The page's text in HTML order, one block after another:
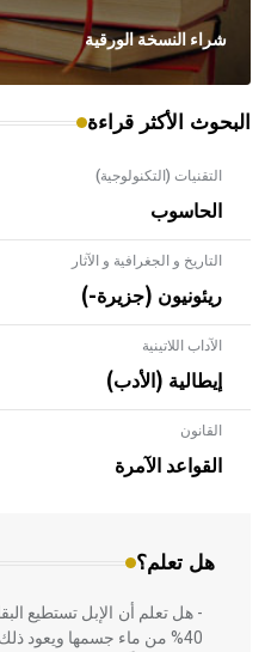
شراء النسخة الورقية
البحوث الأكثر قراءة
التقنيات (التكنولوجية)
الحاسوب
التاريخ و الجغرافية و الآثار
ريئونيون (جزيرة-)
الآداب اللاتينية
إيطالية (الأدب)
القانون
القواعد الآمرة
هل تعلم؟
- هل تعلم أن الأبلق نوع من
بالعمارة الإسلامية في
المعمار على بناء مداميكه
- هل تعلم أن الإبل تستطيع
40% من ماء جسمها ويعود